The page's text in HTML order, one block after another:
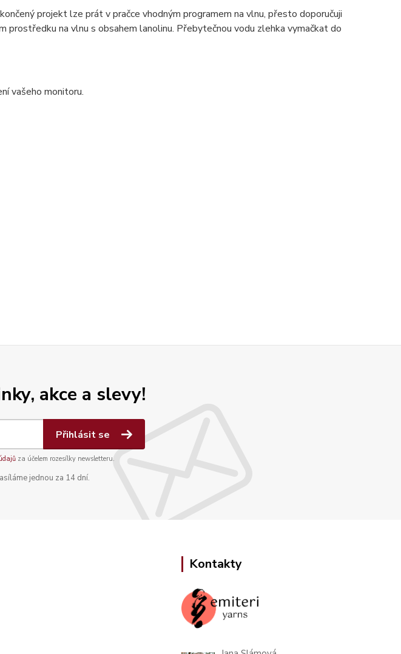
projekt lze prát v pračce vhodným programem na vlnu, přesto doporučuji
prostředku na vlnu s obsahem lanolinu. Přebytečnou vodu zlehka vymačkat do
vašeho monitoru.
akce a slevy!
Přihlásit se
za účelem rozesílky newsletteru.
jednou za 14 dní.
Kontakty